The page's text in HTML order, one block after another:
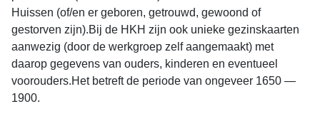
Huissen (of/en er geboren, getrouwd, gewoond of
gestorven zijn).Bij de HKH zijn ook unieke gezinskaarten
aanwezig (door de werkgroep zelf aangemaakt) met
daarop gegevens van ouders, kinderen en eventueel
voorouders.Het betreft de periode van ongeveer 1650 —
1900.